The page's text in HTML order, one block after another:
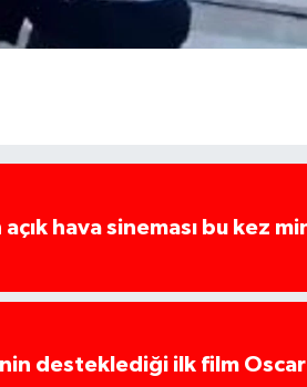
hava sineması bu kez
desteklediği ilk film Oscar